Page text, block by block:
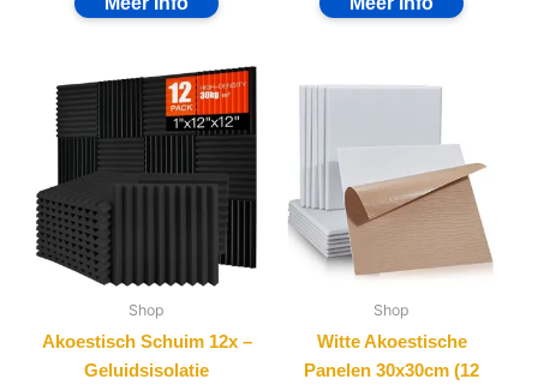
Shop
Akoestisch Schuim 12x –
Geluidsisolatie
Shop
Witte Akoestische
Panelen 30x30cm (12